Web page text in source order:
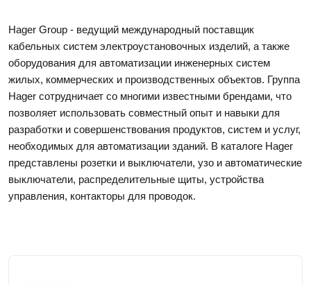
Hager Group - ведущий международный поставщик
кабельных систем электроустановочных изделий, а также
оборудования для автоматизации инженерных систем
жилых, коммерческих и производственных объектов. Группа
Hager сотрудничает со многими известными брендами, что
позволяет использовать совместный опыт и навыки для
разработки и совершенствования продуктов, систем и услуг,
необходимых для автоматизации зданий. В каталоге Hager
представлены розетки и выключатели, узо и автоматические
выключатели, распределительные щиты, устройства
управления, контакторы для проводок.